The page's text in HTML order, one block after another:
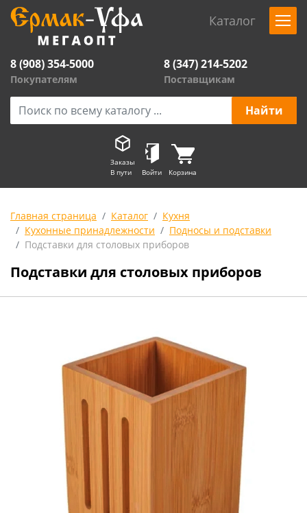
Каталог
8 (908) 354-5000
Покупателям
8 (347) 214-5202
Поставщикам
Заказы
В пути
Войти Корзина
Главная страница Каталог
Кухня
Кухонные принадлежности
Подносы и подставки
Подставки для столовых приборов
Подставки для столовых приборов